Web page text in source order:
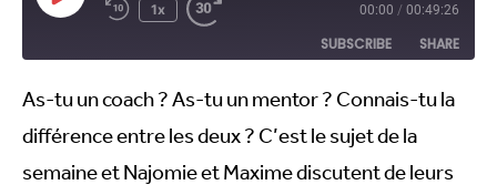
1x 00:00 / 00:49:26
SUBSCRIBE SHARE
RSS FEED
SHARE
As-tu un coach ? As-tu un mentor ? Connais-tu la
différence entre les deux ? C’est le sujet de la
semaine et Najomie et Maxime discutent de leurs